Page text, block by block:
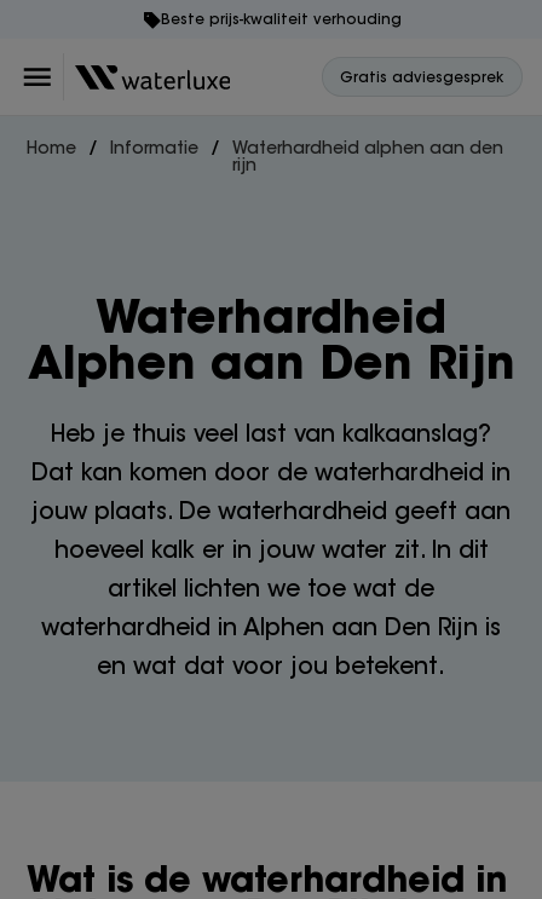
Beste prijs-kwaliteit verhouding
Gratis adviesgesprek
Home Informatie Waterhardheid alphen aan den
rijn
Waterhardheid
Alphen aan Den Rijn
Heb je thuis veel last van kalkaanslag?
Dat kan komen door de waterhardheid in
jouw plaats. De waterhardheid geeft aan
hoeveel kalk er in jouw water zit. In dit
artikel lichten we toe wat de
waterhardheid in Alphen aan Den Rijn is
en wat dat voor jou betekent.
Wat is de waterhardheid in